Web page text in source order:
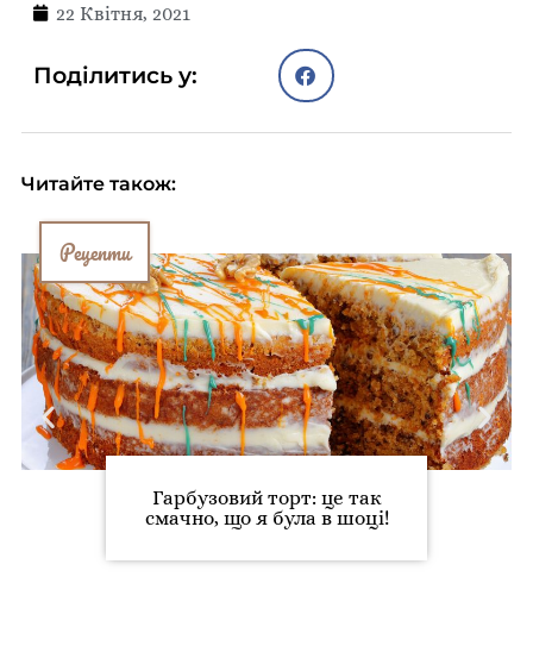
22 Квітня, 2021
Поділитись у:
Читайте також:
Рецепти
Гарбузовий торт: це так
смачно, що я була в шоці!